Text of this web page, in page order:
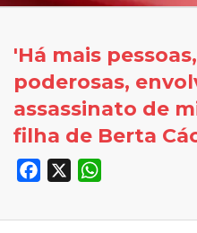
'Há mais
poderosas,
assassinato de
filha de Berta
Facebook